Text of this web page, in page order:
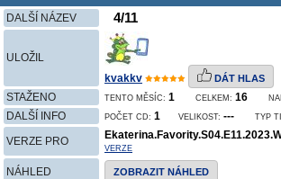
DALŠÍ NÁZEV 4/11
ULOŽIL
kvakkv
DÁT HLAS
STAŽENO TENTO MĚSÍC: 1 CELKEM: 16
DALŠÍ INFO POČET CD: 1 VELIKOST: --- TYP
VERZE PRO
VERZE
NÁHLED ZOBRAZIT NÁHLED